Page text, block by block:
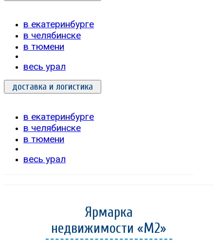
в екатеринбурге
в челябинске
в тюмени
весь урал
доставка и логистика
в екатеринбурге
в челябинске
в тюмени
весь урал
Ярмарка
недвижимости «М2»